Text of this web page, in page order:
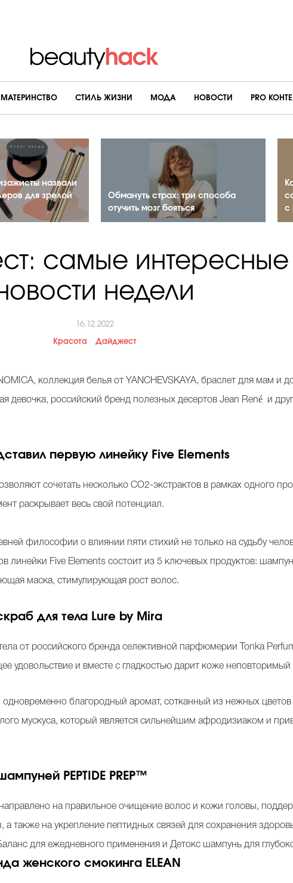
МАТЕРИНСТВО CТИЛЬ ЖИЗНИ МОДА НОВОСТИ PRO
назвали
для зрелой
Обмануть страх: три способа
отучить мозг бояться
с
самые интересные
недели
16.12.2022
Красота Дайджест
коллекция белья от YANCHEVSKAYA, браслет для мам и
девочка, российский бренд полезных десертов Jean René и
первую линейку Five Elements
сочетать несколько CO2-экстрактов в рамках одного
раскрывает весь свой потенциал.
философии о влиянии пяти стихий не только на судьбу
линейки Five Elements состоит из 5 ключевых продуктов:
маска, стимулирующая рост волос.
для тела Lure by Mira
от российского бренда селективной парфюмерии Tonka
удовольствие и вместе с гладкостью дарит коже неповторимый
благородный аромат, сотканный из нежных
мускуса, который является сильнейшим афродизиаком и
PEPTIDE PREP™
на правильное очищение волос и кожи головы,
также на укрепление пептидных связей для сохранения
для ежедневного применения и Детокс шампунь для
женского смокинга ELEAN